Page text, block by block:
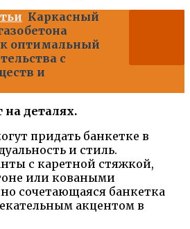
Каркасный
оптимальный
с
и
на деталях.
придать банкетке в
и стиль.
с каретной стяжкой,
или коваными
сочетающаяся банкетка
акцентом в